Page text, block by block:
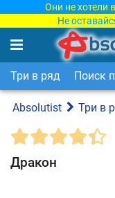
Они не хотели
Не
Три в ряд Поиск
Absolutist Три в
Дракон